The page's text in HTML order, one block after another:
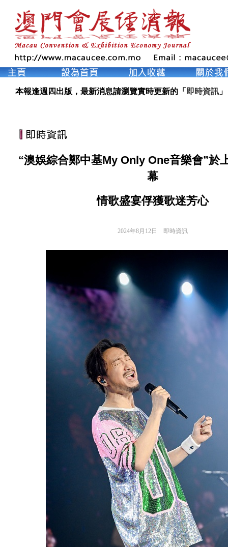
本報逢週四出版，最新消息請瀏覽實時更新的「 即時資訊 」
“澳娛綜合鄭中基My Only One音樂會”於
幕
情歌盛宴俘獲歌迷芳心
2024年8月12日 即時資訊